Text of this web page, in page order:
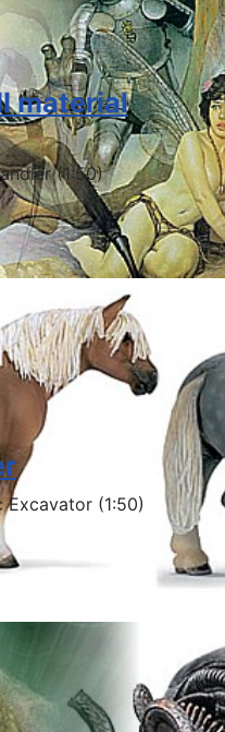
material
(1:50)
Excavator (1:50)